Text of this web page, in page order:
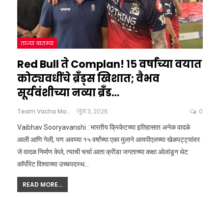
ताज्या बातम्या
Red Bull ते Complan! १५ वर्षांच्या वयात
कोट्यवधींचे ब्रँड्स खिशात; वैभव
सूर्यवंशीच्या नव्या ब्रँड…
Team Vacha Marathi जून 3, 2026 0
Vaibhav Sooryavanshi : भारतीय क्रिकेटच्या इतिहासात अनेक वादळे
आली आणि गेली, पण अवघ्या १५ वर्षांच्या एका मुलाने आयपीएलच्या खेळपट्ट्यांवर
जे वादळ निर्माण केले, त्याची चर्चा आता क्रीडा जगताच्या कक्षा ओलांडून थेट
कॉर्पोरेट विश्वाच्या उच्चपदस्थ…
READ MORE...